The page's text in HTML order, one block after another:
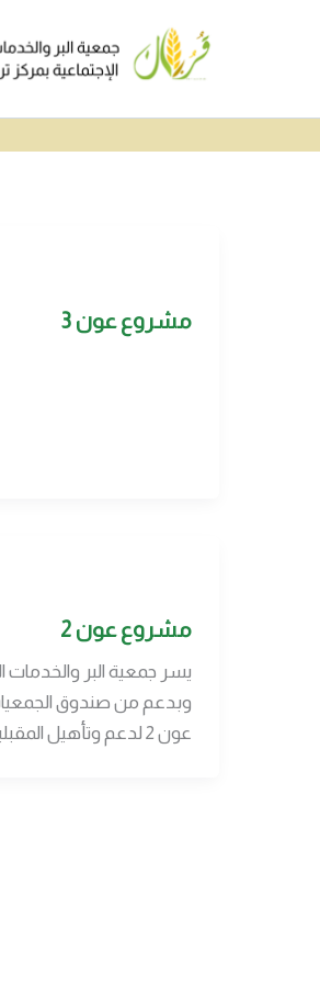
مشروع عون 3
مشروع عون 2
يسر جمعية البر والخدمات
وبدعم من صندوق
عون 2 لدعم وتأهيل المقبلين على